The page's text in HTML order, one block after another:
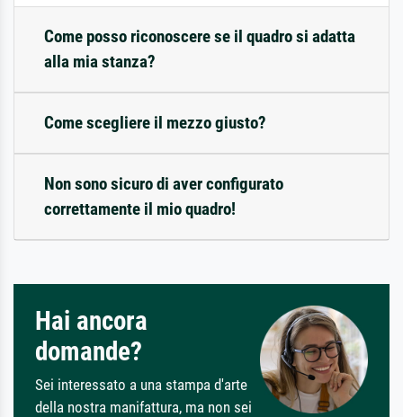
Come posso riconoscere se il quadro si adatta
alla mia stanza?
Come scegliere il mezzo giusto?
Non sono sicuro di aver configurato
correttamente il mio quadro!
Hai ancora
domande?
Sei interessato a una stampa d'arte
della nostra manifattura, ma non sei